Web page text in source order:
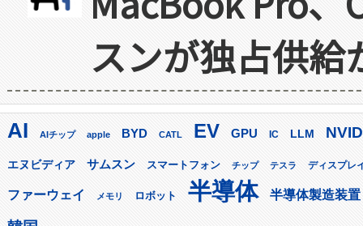
スンが独占供給
AI AIチップ apple BYD CATL EV GPU IC LLM
エヌビディア サムスン スマートフォン チップ テスラ ディスプレ
ファーウェイ メモリ ロボット 半導体 半導体製造装置